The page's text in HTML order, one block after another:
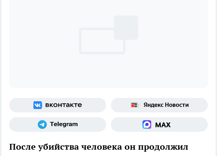
После убийства человека он продолжил